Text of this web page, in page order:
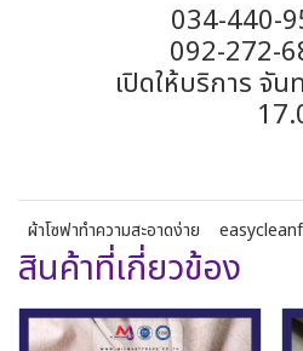
034-440-
092-272-
เปิดให้บริการ จัน
ผ้าโซฟาทำความสะอาดง่าย
สินค้าที่เกี่ยวข้อง